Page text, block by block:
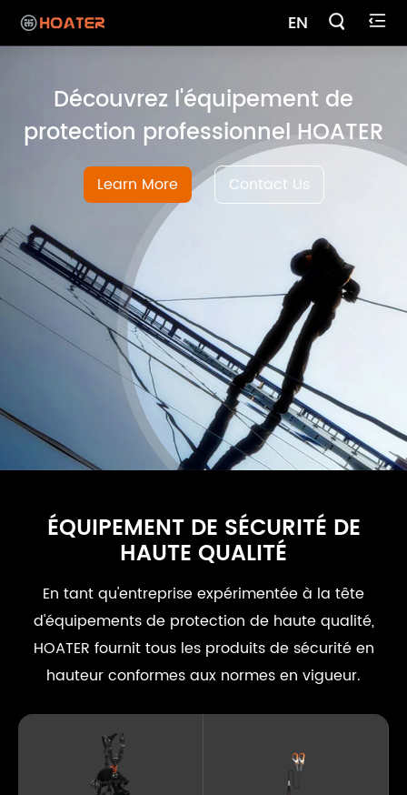
EN  
Découvrez l'équipement de
protection professionnel HOATER
Learn More Contact Us
ÉQUIPEMENT DE SÉCURITÉ DE
HAUTE QUALITÉ
En tant qu'entreprise expérimentée à la tête
d'équipements de protection de haute qualité,
HOATER fournit tous les produits de sécurité en
hauteur conformes aux normes en vigueur.